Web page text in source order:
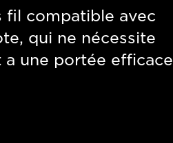
fil compatible avec
qui ne nécessite
une portée efficace